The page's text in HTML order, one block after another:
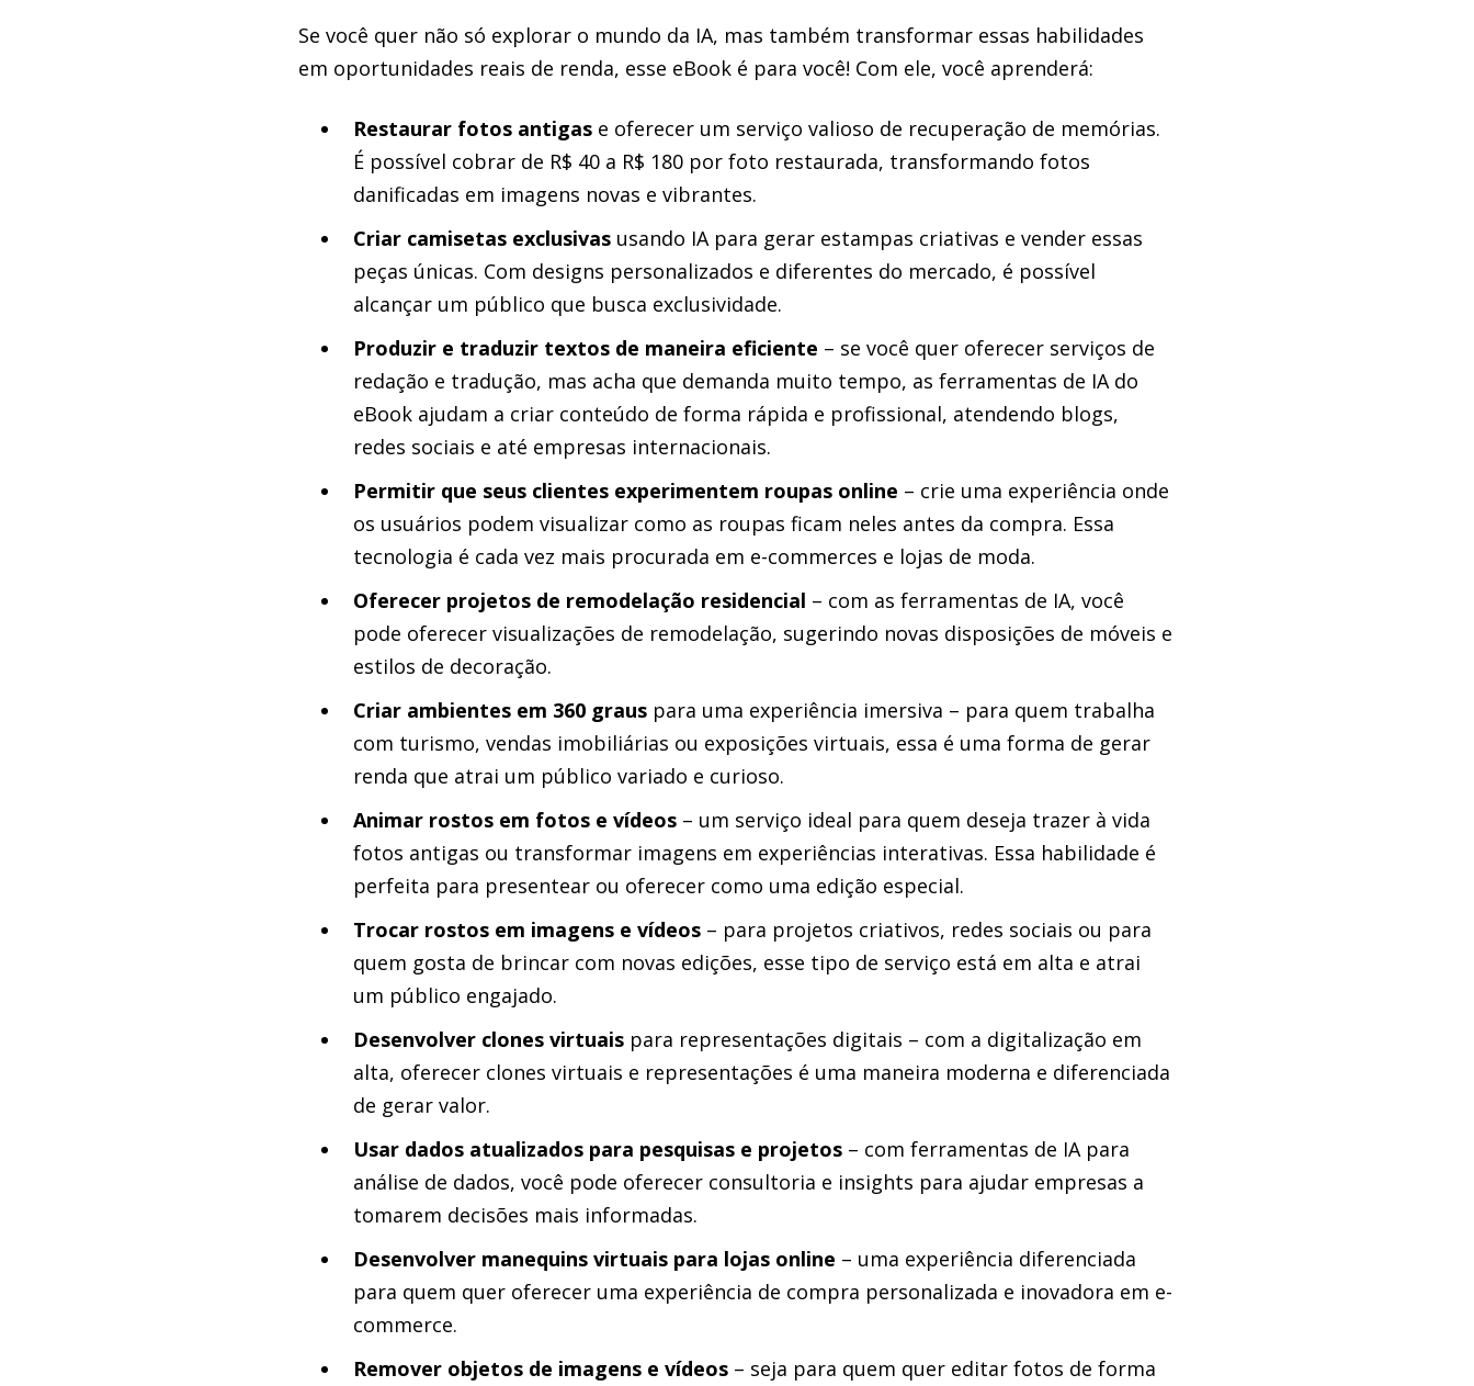
Se você quer não só explorar o mundo da IA, mas também transformar essas habilidades
em oportunidades reais de renda, esse eBook é para você! Com ele, você aprenderá:
Restaurar fotos antigas e oferecer um serviço valioso de recuperação de memórias.
É possível cobrar de R$ 40 a R$ 180 por foto restaurada, transformando fotos
danificadas em imagens novas e vibrantes.
Criar camisetas exclusivas usando IA para gerar estampas criativas e vender essas
peças únicas. Com designs personalizados e diferentes do mercado, é possível
alcançar um público que busca exclusividade.
Produzir e traduzir textos de maneira eficiente – se você quer oferecer serviços de
redação e tradução, mas acha que demanda muito tempo, as ferramentas de IA do
eBook ajudam a criar conteúdo de forma rápida e profissional, atendendo blogs,
redes sociais e até empresas internacionais.
Permitir que seus clientes experimentem roupas online – crie uma experiência onde
os usuários podem visualizar como as roupas ficam neles antes da compra. Essa
tecnologia é cada vez mais procurada em e-commerces e lojas de moda.
Oferecer projetos de remodelação residencial – com as ferramentas de IA, você
pode oferecer visualizações de remodelação, sugerindo novas disposições de móveis e
estilos de decoração.
Criar ambientes em 360 graus para uma experiência imersiva – para quem trabalha
com turismo, vendas imobiliárias ou exposições virtuais, essa é uma forma de gerar
renda que atrai um público variado e curioso.
Animar rostos em fotos e vídeos – um serviço ideal para quem deseja trazer à vida
fotos antigas ou transformar imagens em experiências interativas. Essa habilidade é
perfeita para presentear ou oferecer como uma edição especial.
Trocar rostos em imagens e vídeos – para projetos criativos, redes sociais ou para
quem gosta de brincar com novas edições, esse tipo de serviço está em alta e atrai
um público engajado.
Desenvolver clones virtuais para representações digitais – com a digitalização em
alta, oferecer clones virtuais e representações é uma maneira moderna e diferenciada
de gerar valor.
Usar dados atualizados para pesquisas e projetos – com ferramentas de IA para
análise de dados, você pode oferecer consultoria e insights para ajudar empresas a
tomarem decisões mais informadas.
Desenvolver manequins virtuais para lojas online – uma experiência diferenciada
para quem quer oferecer uma experiência de compra personalizada e inovadora em e-
commerce.
Remover objetos de imagens e vídeos – seja para quem quer editar fotos de forma